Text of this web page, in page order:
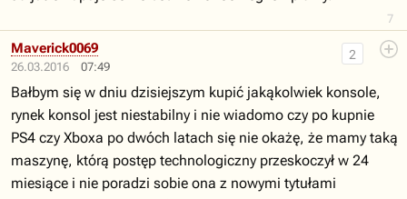
7
26.03.2016 07:49
2
Maverick0069
Bałbym się w dniu dzisiejszym kupić jakąkolwiek konsole,
rynek konsol jest niestabilny i nie wiadomo czy po kupnie
PS4 czy Xboxa po dwóch latach się nie okażę, że mamy taką
maszynę, którą postęp technologiczny przeskoczył w 24
miesiące i nie poradzi sobie ona z nowymi tytułami